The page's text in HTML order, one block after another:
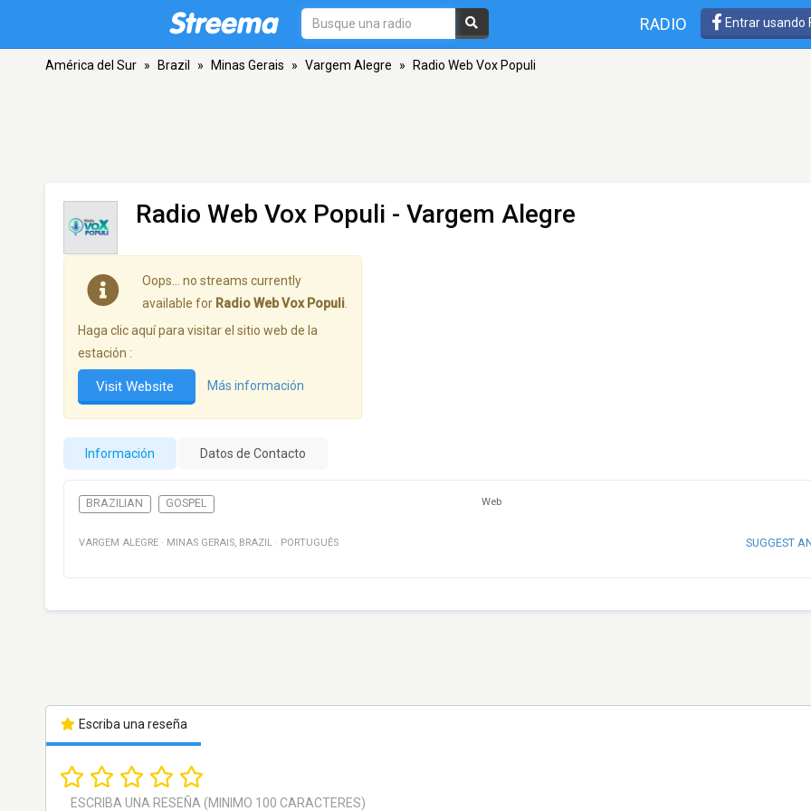
RADIO Entrar usando
América del Sur » Brazil » Minas Gerais » Vargem Alegre » Radio Web Vox Populi
Radio Web Vox Populi - Vargem Alegre
Oops… no streams currently
available for Radio Web Vox Populi
Haga clic aquí para visitar el sitio web de la
estación :
Visit Website Más información
Información Datos de Contacto
BRAZILIAN GOSPEL Web
VARGEM ALEGRE · MINAS GERAIS, BRAZIL · PORTUGUÉS SUGGEST
Escriba una reseña